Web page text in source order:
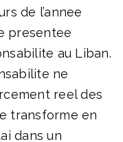
de l’annee
presentee
au Liban.
ne
reel des
transforme en
dans un